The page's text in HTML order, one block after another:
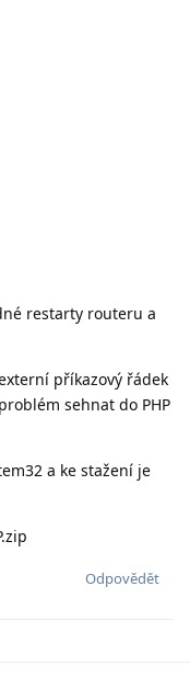
restarty routeru a
příkazový řádek
sehnat do PHP
a ke stažení je
Odpovědět